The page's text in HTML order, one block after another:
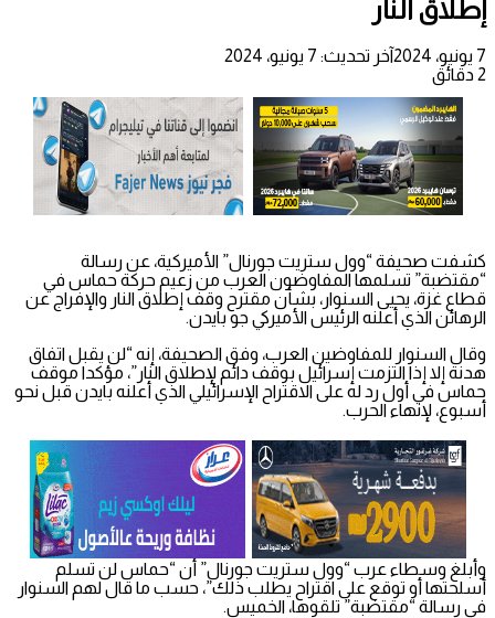
إطلاق النار
7 يونيو، 2024
آخر تحديث: 7 يونيو، 2024
2 دقائق
كشفت صحيفة “وول ستريت جورنال” الأميركية، عن رسالة
“مقتضبة” تسلمها المفاوضون العرب من زعيم حركة حماس في
قطاع غزة، يحيى السنوار، بشأن مقترح وقف إطلاق النار والإفراج عن
الرهائن الذي أعلنه الرئيس الأميركي جو بايدن.
وقال السنوار للمفاوضين العرب، وفق الصحيفة، إنه “لن يقبل اتفاق
هدنة إلا إذا التزمت إسرائيل بوقف دائم لإطلاق النار”، مؤكدا موقف
حماس في أول رد له على الاقتراح الإسرائيلي الذي أعلنه بايدن قبل نحو
أسبوع، لإنهاء الحرب.
وأبلغ وسطاء عرب “وول ستريت جورنال” أن “حماس لن تسلم
أسلحتها أو توقع على اقتراح يطلب ذلك”، حسب ما قال لهم السنوار
في رسالة “مقتضبة” تلقوها، الخميس.